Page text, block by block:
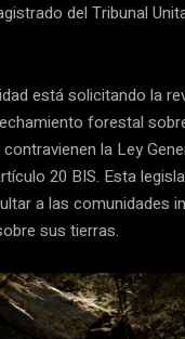
del Tribunal
está solicitando la
forestal
la Ley
20 BIS. Esta
a las comunidades
sus tierras.